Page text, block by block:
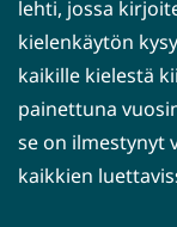
lehti, jossa
kielenkäytön
kaikille kielestä
painettuna
se on ilmestynyt
kaikkien